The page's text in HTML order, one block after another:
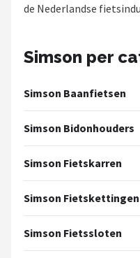
POPULAIRE MERKEN
AXA
New Looxs
BBB Cycling
Schwalbe
de Nederlandse
Simson per
Simson Baanfietsen
Simson Bidonhouders
Simson Fietskarren
Simson Fietskettingen
Simson Fietssloten